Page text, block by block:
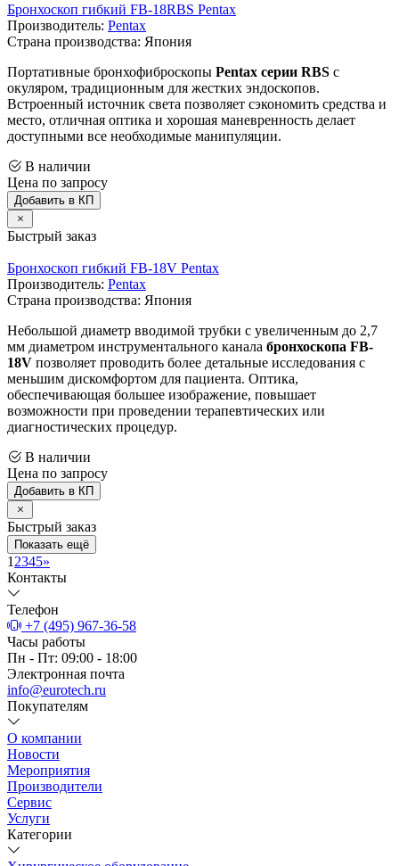
Бронхоскоп гибкий FB-18RBS Pentax
Производитель: Pentax
Страна производства: Япония
Портативные бронхофиброскопы Pentax серии RBS с
окуляром, традиционным для жестких эндоскопов.
Встроенный источник света позволяет сэкономить средства и
место, отличная оптика и хорошая маневренность делает
доступными все необходимые манипуляции.
В наличии
Цена по запросу
Добавить в КП
Быстрый заказ
Бронхоскоп гибкий FB-18V Pentax
Производитель: Pentax
Страна производства: Япония
Небольшой диаметр вводимой трубки с увеличенным до 2,7
мм диаметром инструментального канала бронхоскопа FB-
18V позволяет проводить более детальные исследования с
меньшим дискомфортом для пациента. Оптика,
обеспечивающая большее изображение, повышает
возможности при проведении терапевтических или
диагностических процедур.
В наличии
Цена по запросу
Добавить в КП
Быстрый заказ
Показать ещё
1 2345»
Контакты
Телефон
+7 (495) 967-36-58
Часы работы
Пн - Пт: 09:00 - 18:00
Электронная почта
info@eurotech.ru
Покупателям
О компании
Новости
Мероприятия
Производители
Сервис
Услуги
Категории